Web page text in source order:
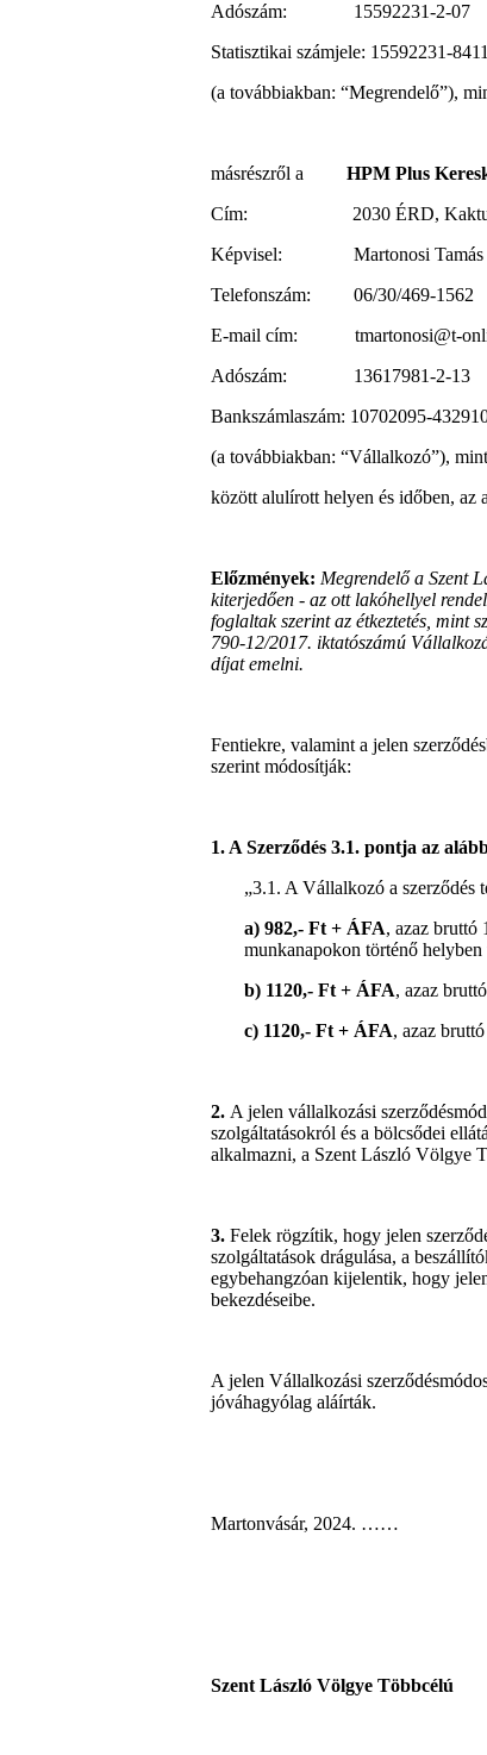
Adószám: 15592231-2-­07
Statisztikai számjele: 15592231-
(a továbbiakban: “Megrendelő”),
másrészről a HPM Plus
Cím: 2030 ÉRD, Kaktusz
Képvisel: Martonosi Tamás
Telefonszám: 06/30/469-1562
E-mail cím: tmartonosi@t-
Adószám: 13617981-2-13
Bankszámlaszám: 10702095-
(a továbbiakban: “Vállalkozó”), mint
között alulírott helyen és időben, az
Előzmények: Megrendelő a Szent
kiterjedően - az ott lakóhellyel
foglaltak szerint az étkeztetés, mint
790-12/2017. iktatószámú
díjat emelni.
Fentiekre, valamint a jelen
szerint módosítják:
1. A Szerződés 3.1. pontja az
„3.1. A Vállalkozó a szerződés
a) 982,- Ft + ÁFA, azaz bruttó
munkanapokon történő helyben
b) 1120,- Ft + ÁFA, azaz
c) 1120,- Ft + ÁFA, azaz
2. A jelen vállalkozási
szolgáltatásokról és a bölcsődei
alkalmazni, a Szent László Völgye
3. Felek rögzítik, hogy jelen
szolgáltatások drágulása, a
egybehangzóan kijelentik, hogy
bekezdéseibe.
A jelen Vállalkozási
jóváhagyólag aláírták.
Martonvásár, 2024. ……
Szent László